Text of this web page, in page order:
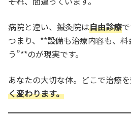
病院と違い、鍼灸院は自由診療で
つまり、**設備も治療内容も、
う”**のが現実です。
あなたの大切な体。どこで治療を
く変わります。